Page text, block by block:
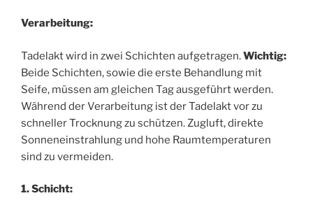
Verarbeitung:
Tadelakt wird in zwei Schichten aufgetragen.Wichtig:
Beide Schichten, sowie die erste Behandlung mit
Seife, müssen am gleichen Tag ausgeführt werden.
Während der Verarbeitung ist der Tadelakt vor zu
schneller Trocknung zu schützen. Zugluft, direkte
Sonneneinstrahlung und hohe Raumtemperaturen
sind zu vermeiden.
1. Schicht: